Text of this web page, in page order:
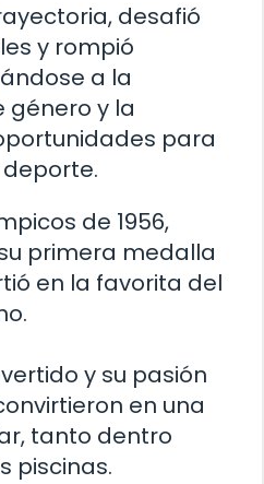
desafió
y rompió
a la
género y la
para
de 1956,
primera medalla
en la favorita del
y su pasión
en una
tanto dentro
piscinas.